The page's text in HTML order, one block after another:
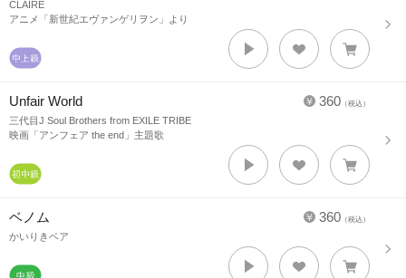
CLAIRE
アニメ「新世紀エヴァンゲリヲン」より
360 （税込）
Unfair World
三代目J Soul Brothers from EXILE TRIBE
映画「アンフェア the end」主題歌
360 （税込）
ベノム
かいりきベア